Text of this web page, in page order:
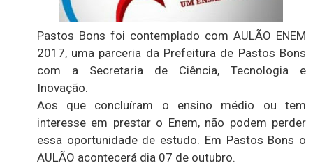
Pastos Bons foi contemplado com AULÃO ENEM
2017, uma parceria da Prefeitura de Pastos Bons
com a Secretaria de Ciência, Tecnologia e
Inovação.
Aos que concluíram o ensino médio ou tem
interesse em prestar o Enem, não podem perder
essa oportunidade de estudo. Em Pastos Bons o
AULÃO acontecerá dia 07 de outubro.